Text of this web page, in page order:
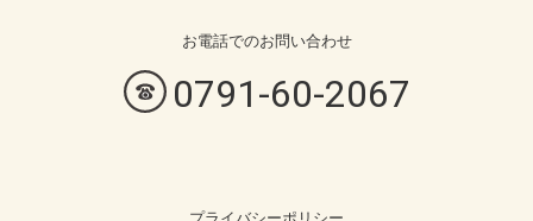
お電話でのお問い合わせ
0791-60-2067